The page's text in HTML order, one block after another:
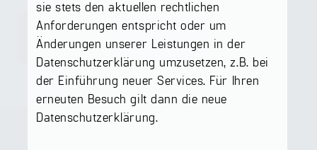
sie stets den aktuellen rechtlichen
Anforderungen entspricht oder um
Änderungen unserer Leistungen in der
Datenschutzerklärung umzusetzen, z.B. bei
der Einführung neuer Services. Für Ihren
erneuten Besuch gilt dann die neue
Datenschutzerklärung.